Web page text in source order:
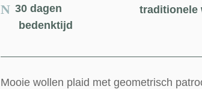
30 dagen
bedenktijd
traditionele
Mooie wollen plaid met geometrisch